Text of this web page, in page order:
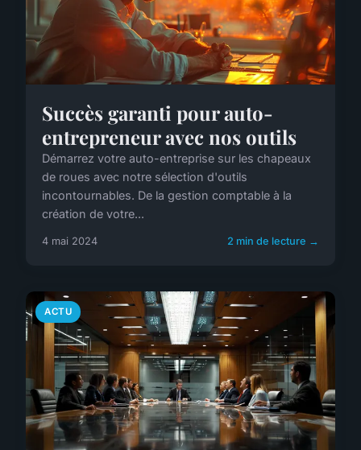
Succès garanti pour auto-
entrepreneur avec nos outils
Démarrez votre auto-entreprise sur les chapeaux
de roues avec notre sélection d'outils
incontournables. De la gestion comptable à la
création de votre...
4 mai 2024 2 min de lecture →
ACTU